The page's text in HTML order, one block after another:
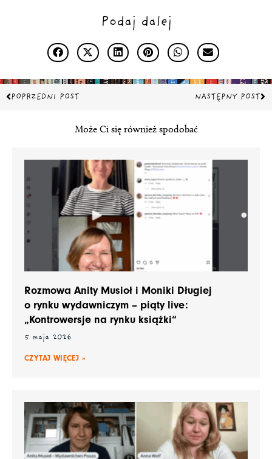
Podaj dalej
Prev
POPRZEDNI POST NASTĘPNY POST
Może Ci się również spodobać
Rozmowa Anity Musioł i Moniki Długiej
o rynku wydawniczym – piąty live:
„Kontrowersje na rynku książki“
5 maja 2026
CZYTAJ WIĘCEJ »